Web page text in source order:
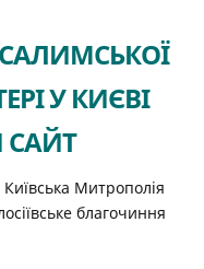
У КИЄВІ
Митрополія
благочиння